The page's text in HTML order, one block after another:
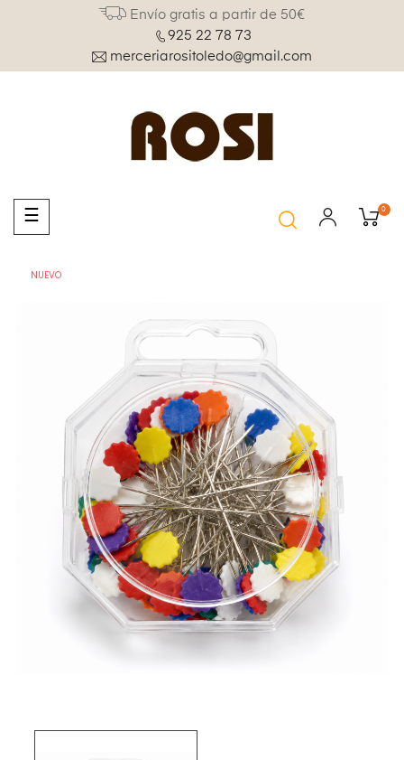
Envío gratis a partir de 50€
925 22 78 73
merceriarositoledo@gmail.com
Navegación
de
☰ 0
NUEVO